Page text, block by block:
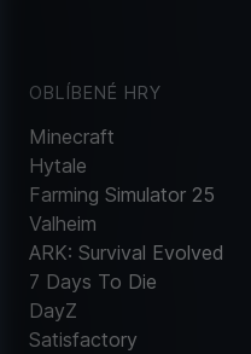
OBLÍBENÉ HRY
Minecraft
Hytale
Farming Simulator 25
Valheim
ARK: Survival Evolved
7 Days To Die
DayZ
Satisfactory